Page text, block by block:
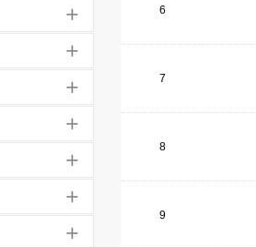
+
+
+
+
+
+
+
6
7
8
9